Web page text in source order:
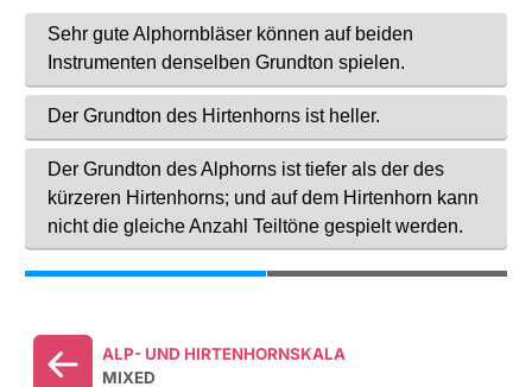
ALP- UND HIRTENHORNSKALA
MIXED